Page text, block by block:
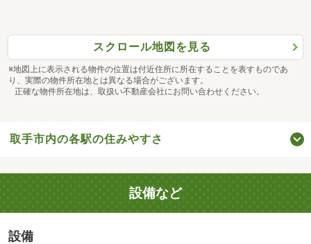
スクロール地図を見る
※地図上に表示される物件の位置は付近住所に所在することを表すものであ
り、実際の物件所在地とは異なる場合がございます。
正確な物件所在地は、取扱い不動産会社にお問い合わせください。
取手市内の各駅の住みやすさ
設備など
設備